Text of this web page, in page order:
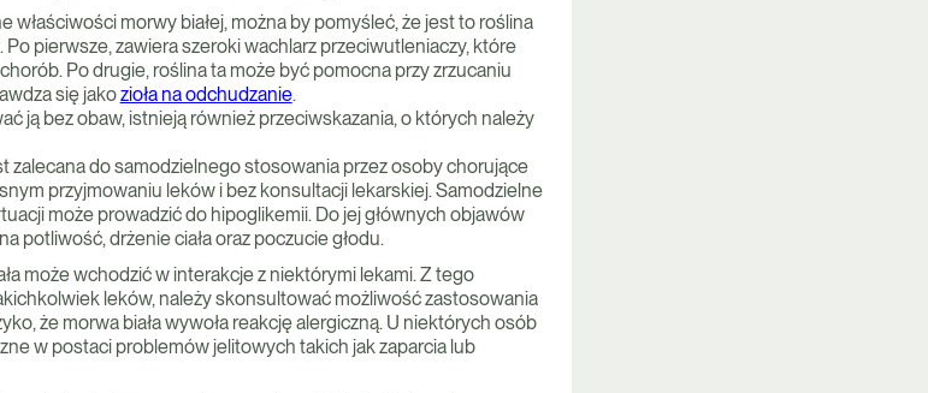
właściwości morwy białej, można by pomyśleć, że jest to roślina
pierwsze, zawiera szeroki wachlarz przeciwutleniaczy, które
Po drugie, roślina ta może być pomocna przy zrzucaniu
się jakozioła na odchudzanie.
ją bez obaw, istnieją również przeciwskazania, o których należy
zalecana do samodzielnego stosowania przez osoby chorujące
przyjmowaniu leków i bez konsultacji lekarskiej. Samodzielne
może prowadzić do hipoglikemii. Do jej głównych objawów
potliwość, drżenie ciała oraz poczucie głodu.
może wchodzić w interakcje z niektórymi lekami. Z tego
leków, należy skonsultować możliwość zastosowania
że morwa biała wywoła reakcję alergiczną. U niektórych osób
w postaci problemów jelitowych takich jak zaparcia lub